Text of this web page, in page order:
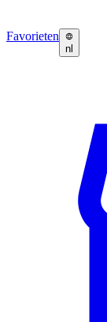
Favorieten
nl